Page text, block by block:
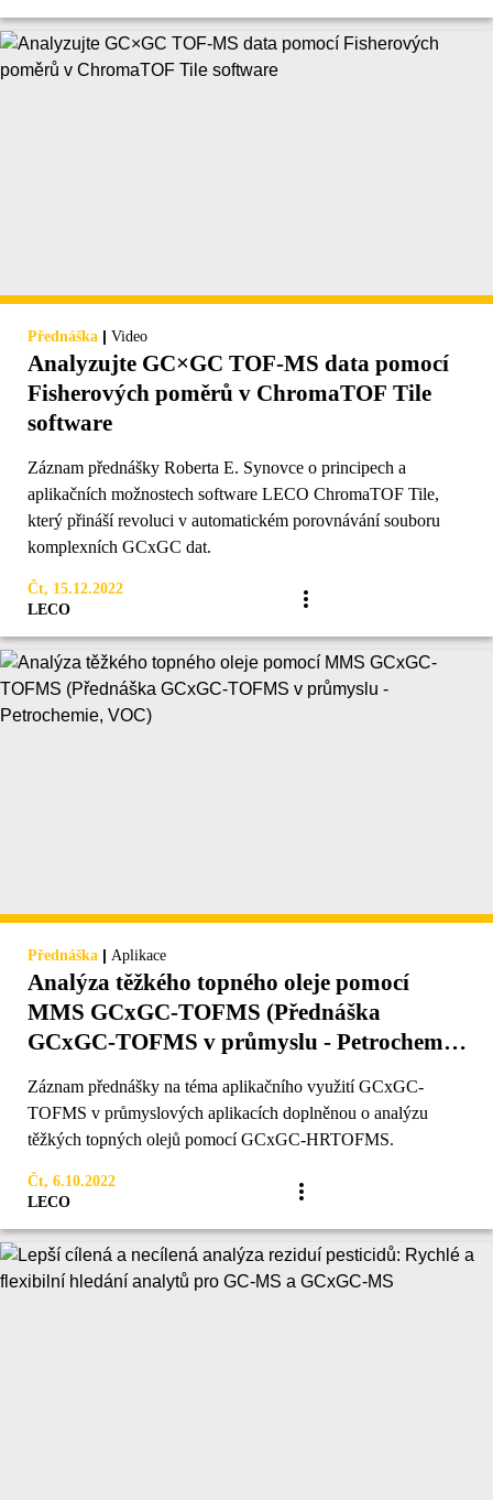
Přednáška | Video
Analyzujte GC×GC TOF-MS data pomocí
Fisherových poměrů v ChromaTOF Tile
software
Záznam přednášky Roberta E. Synovce o principech a
aplikačních možnostech software LECO ChromaTOF Tile,
který přináší revoluci v automatickém porovnávání souboru
komplexních GCxGC dat.
Čt, 15.12.2022
LECO
Přednáška | Aplikace
Analýza těžkého topného oleje pomocí
MMS GCxGC-TOFMS (Přednáška
GCxGC-TOFMS v průmyslu - Petrochemie,
Záznam přednášky na téma aplikačního využití GCxGC-
TOFMS v průmyslových aplikacích doplněnou o analýzu
těžkých topných olejů pomocí GCxGC-HRTOFMS.
Čt, 6.10.2022
LECO